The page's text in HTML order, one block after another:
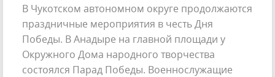
В Чукотском автономном округе продолжаются
праздничные мероприятия в честь Дня
Победы. В Анадыре на главной площади у
Окружного Дома народного творчества
состоялся Парад Победы. Военнослужащие